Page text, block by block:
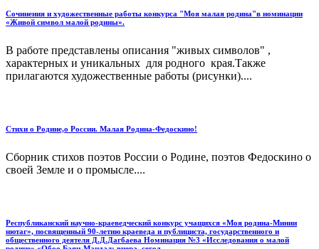
Сочинения и художественные работы конкурса "Моя малая родина"в номинации
«Живой символ малой родины».
В работе представлены описания "живых символов" ,
характерных и уникальных для родного края.Также
прилагаются художественные работы (рисунки)....
Стихи о Родине,о России. Малая Родина-Федоскино!
Сборник стихов поэтов России о Родине, поэтов Федоскино о
своей Земле и о промысле....
Республиканский научно-краеведческий конкурс учащихся «Моя родина-Минии
нютаг», посвященный 90-летию краеведа и публициста, государственного и
общественного деятеля Д.Д.Дагбаева Номинация №3 «Исследования о малой